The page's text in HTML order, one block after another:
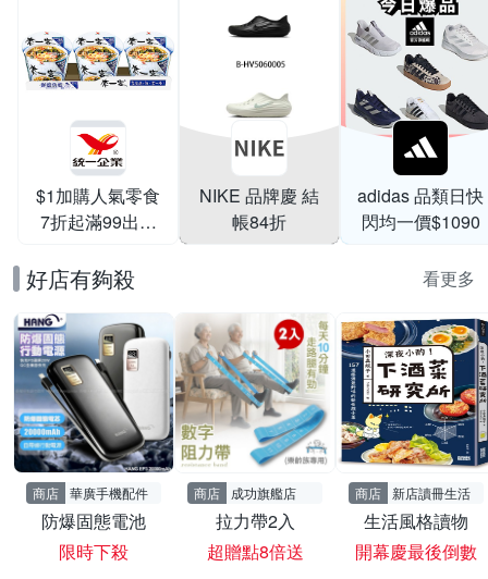
$1加購人氣零食
7折起滿99出貨
NIKE 品牌慶 結
帳84折
adidas 品類日快
閃均一價$1090
好店有夠殺 看更多
商店 華廣手機配件
防爆固態電池
限時下殺
商店 成功旗艦店
拉力帶2入
超贈點8倍送
商店 新店讀冊生活
生活風格讀物
開幕慶最後倒數